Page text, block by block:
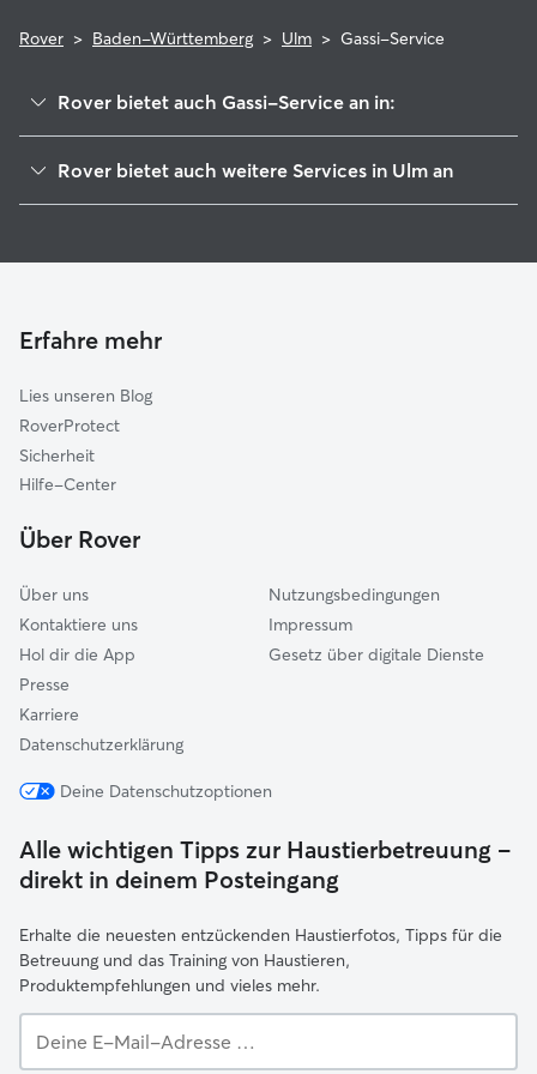
Rover > Baden-Württemberg > Ulm > Gassi-Service
Rover bietet auch Gassi-Service an in:
Dornstadt
Kirchberg-Weihungstal
Erbach
Pfaffenhofen an der Roth
Langenau
Vöhringen
Rover bietet auch weitere Services in Ulm an
Hundekindergarten in Ulm
Erfahre mehr
Lies unseren Blog
RoverProtect
Sicherheit
Hilfe-Center
Über Rover
Über uns
Kontaktiere uns
Hol dir die App
Presse
Karriere
Datenschutzerklärung
Nutzungsbedingungen
Impressum
Gesetz über digitale Dienste
Deine Datenschutzoptionen
Alle wichtigen Tipps zur Haustierbetreuung –
direkt in deinem Posteingang
Erhalte die neuesten entzückenden Haustierfotos, Tipps für die
Betreuung und das Training von Haustieren,
Produktempfehlungen und vieles mehr.
E-